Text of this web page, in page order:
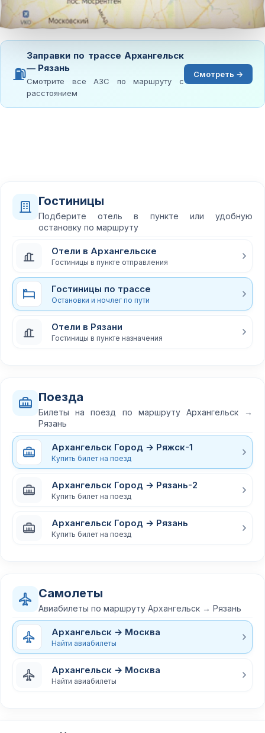
⛽
Заправки по трассе Архангельск
— Рязань
Смотрите все АЗС по маршруту с
расстоянием
Смотреть →
Гостиницы
Подберите отель в пункте или удобную
остановку по маршруту
Отели в Архангельске
Гостиницы в пункте отправления
Гостиницы по трассе
Остановки и ночлег по пути
Отели в Рязани
Гостиницы в пункте назначения
Поезда
Билеты на поезд по маршруту Архангельск →
Рязань
Архангельск Город → Ряжск-1
Купить билет на поезд
Архангельск Город → Рязань-2
Купить билет на поезд
Архангельск Город → Рязань
Купить билет на поезд
Самолеты
Авиабилеты по маршруту Архангельск → Рязань
Архангельск → Москва
Найти авиабилеты
Архангельск → Москва
Найти авиабилеты